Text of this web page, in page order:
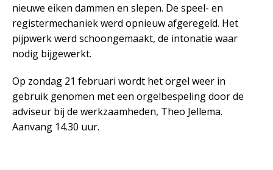
nieuwe eiken dammen en slepen. De speel- en
registermechaniek werd opnieuw afgeregeld. Het
pijpwerk werd schoongemaakt, de intonatie waar
nodig bijgewerkt.
Op zondag 21 februari wordt het orgel weer in
gebruik genomen met een orgelbespeling door de
adviseur bij de werkzaamheden, Theo Jellema.
Aanvang 14.30 uur.